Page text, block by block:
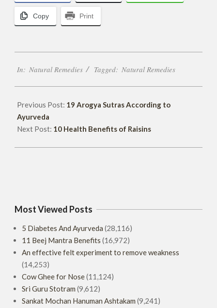
Copy Print
11-
In: Natural Remedies Tagged: Natural Remedies
Previous Post: 19 Arogya Sutras According to
Ayurveda
Next Post: 10 Health Benefits of Raisins
Most Viewed Posts
5 Diabetes And Ayurveda (28,116)
11 Beej Mantra Benefits (16,972)
An effective felt experiment to remove weakness
(14,253)
Cow Ghee for Nose(11,124)
Sri Guru Stotram (9,612)
Sankat Mochan Hanuman Ashtakam (9,241)